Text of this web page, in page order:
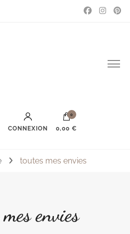
bijoux …
CONNEXION
0
0,00 €
toutes mes envies
envies